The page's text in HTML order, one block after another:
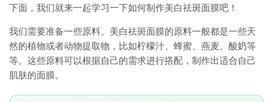
下面，我们就来一起学习一下如何制作美白祛斑面膜吧！
我们需要准备一些原料。美白祛斑面膜的原料一般都是一些天
然的植物或者动物提取物，比如柠檬汁、蜂蜜、燕麦、酸奶等
等。这些原料可以根据自己的需求进行搭配，制作出适合自己
肌肤的面膜。